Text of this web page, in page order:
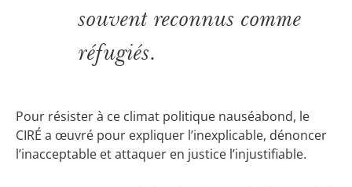
souvent reconnus comme
réfugiés.
Pour résister à ce climat politique nauséabond, le
CIRÉ a œuvré pour expliquer l’inexplicable, dénoncer
l’inacceptable et attaquer en justice l’injustifiable.